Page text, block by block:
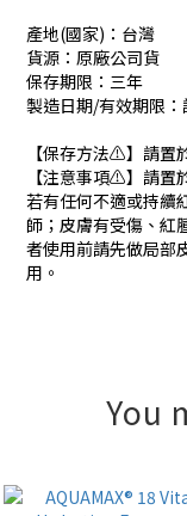
產地(國家)：台灣
貨源：原廠公司貨
保存期限：三年
製造日期/有效期限
【保存方法⚠️】請置
【注意事項⚠️】請置
若有任何不適或持續
師；皮膚有受傷、紅
者使用前請先做局部
用。
You